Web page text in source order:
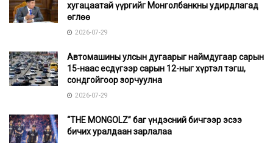
хугацаатай үүргийг Монголбанкны удирдлагад
өглөө
2026-07-29
Автомашины улсын дугаарыг наймдугаар сарын
15-наас есдүгээр сарын 12-ныг хүртэл тэгш,
сондгойгоор зорчуулна
2026-07-29
“THE MONGOLZ” баг үндэсний бичгээр эсээ
бичих уралдаан зарлалаа